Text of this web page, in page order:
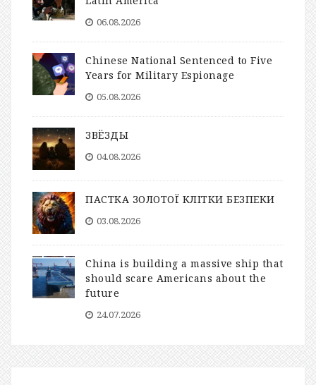
06.08.2026
Chinese National Sentenced to Five
Years for Military Espionage
05.08.2026
ЗВЁЗДЫ
04.08.2026
ПАСТКА ЗОЛОТОЇ КЛІТКИ БЕЗПЕКИ
03.08.2026
China is building a massive ship that
should scare Americans about the
future
24.07.2026